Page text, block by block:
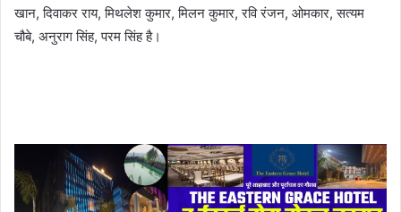
खान, दिवाकर राय, मिथलेश कुमार, मिलन कुमार, रवि रंजन, ओमकार, सत्यम
चौबे, अनुराग सिंह, परम सिंह है।